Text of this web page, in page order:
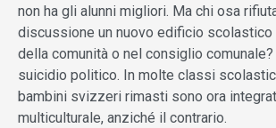
non ha gli alunni migliori. Ma chi osa
discussione un nuovo edificio scolastico
della comunità o nel consiglio comunale?
suicidio politico. In molte classi
bambini svizzeri rimasti sono ora
multiculturale, anziché il contrario.